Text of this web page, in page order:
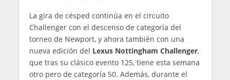
La gira de césped continúa en el circuito
Challenger con el descenso de categoría del
torneo de Newport, y ahora también con una
nueva edición del Lexus Nottingham Challenger,
que tras su clásico evento 125, tiene esta semana
otro pero de categoría 50. Además, durante el